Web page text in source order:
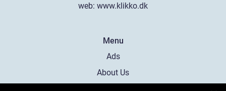
web: www.klikko.dk
Menu
Ads
About Us